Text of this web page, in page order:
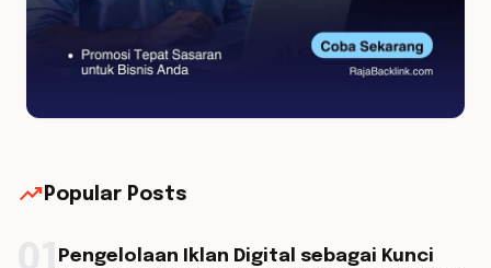
trending_up Popular Posts
Pengelolaan Iklan Digital sebagai Kunci